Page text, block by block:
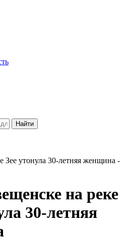
Найти
Зее утонула 30-летняя женщина -
на реке
30-летняя